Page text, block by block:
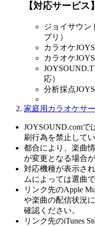
【対応サービス】
ジョイサウン
プリ）
カラオケ
カラオケ
応）
分析採点
家庭用カラオケサ
JOYSOUND.com
刷行為を禁止してい
都合により、楽曲
が変更となる場合
対応機種が表示さ
ムによっては選曲
リンク先のApple
や楽曲の配信状況
確認ください。
リンク先のiTunes